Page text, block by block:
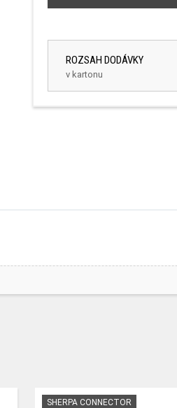
ROZSAH DODÁVKY
v kartonu
SHERPA CONNECTOR